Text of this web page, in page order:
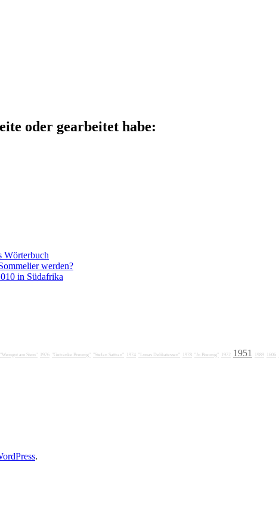
oder gearbeitet habe:
Wörterbuch
werden?
in Südafrika
"Weingut am Stein" 1976 "Getränke Breunig" "Stefan Sattran" 1974 "Lunas Delikatessen" 1978 "Jo Breunig" 1972 1951 1989 1606
.